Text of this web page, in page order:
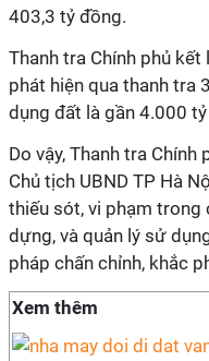
403,3 tỷ đồng.
Thanh tra Chính phủ
phát hiện qua thanh tra
dụng đất là gần 4.000
Do vậy, Thanh tra
Chủ tịch UBND TP Hà
thiếu sót, vi phạm trong
dựng, và quản lý sử
pháp chấn chỉnh, khắc
Xem thêm